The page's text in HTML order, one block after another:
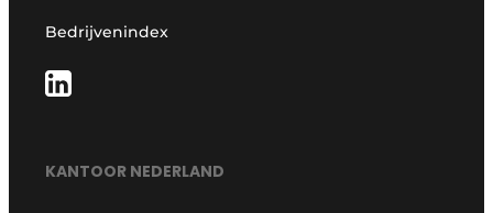
Bedrijvenindex
KANTOOR NEDERLAND